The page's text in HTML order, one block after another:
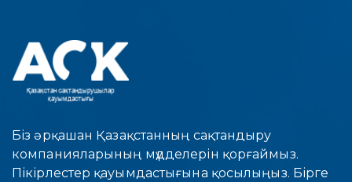
Біз әрқашан Қазақстанның сақтандыру
компанияларының мүдделерін қорғаймыз.
Пікірлестер қауымдастығына қосылыңыз. Бірге